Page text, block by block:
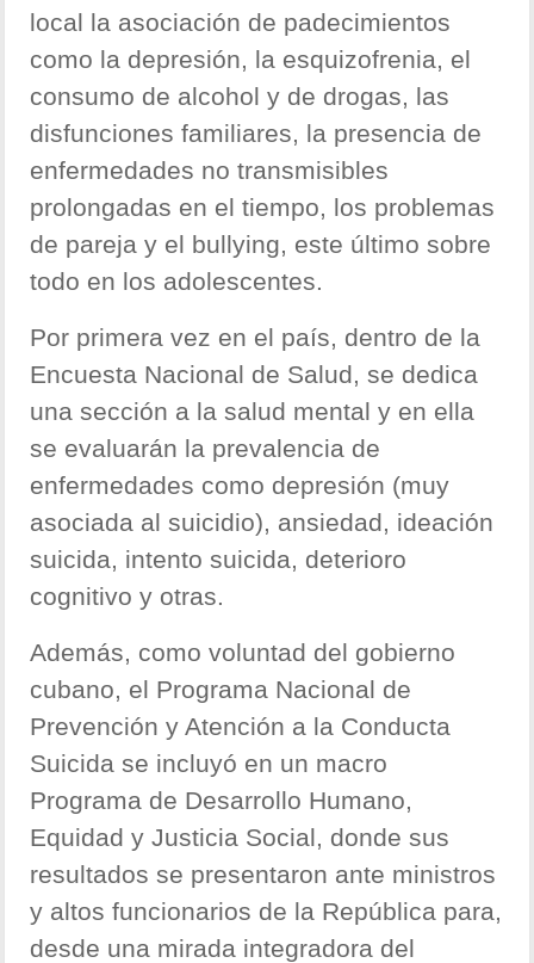
local la asociación de padecimientos
como la depresión, la esquizofrenia, el
consumo de alcohol y de drogas, las
disfunciones familiares, la presencia de
enfermedades no transmisibles
prolongadas en el tiempo, los problemas
de pareja y el bullying, este último sobre
todo en los adolescentes.
Por primera vez en el país, dentro de la
Encuesta Nacional de Salud, se dedica
una sección a la salud mental y en ella
se evaluarán la prevalencia de
enfermedades como depresión (muy
asociada al suicidio), ansiedad, ideación
suicida, intento suicida, deterioro
cognitivo y otras.
Además, como voluntad del gobierno
cubano, el Programa Nacional de
Prevención y Atención a la Conducta
Suicida se incluyó en un macro
Programa de Desarrollo Humano,
Equidad y Justicia Social, donde sus
resultados se presentaron ante ministros
y altos funcionarios de la República para,
desde una mirada integradora del